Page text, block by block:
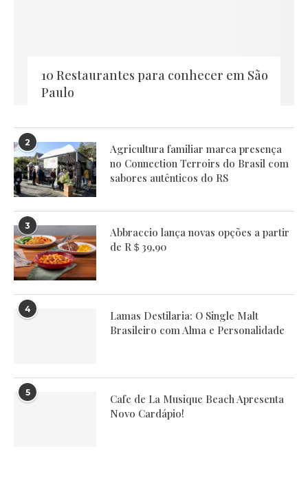
10 Restaurantes para conhecer em São
Paulo
2
Agricultura familiar marca presença
no Connection Terroirs do Brasil com
sabores autênticos do RS
3
Abbraccio lança novas opções a partir
de R＄39,90
4
Lamas Destilaria: O Single Malt
Brasileiro com Alma e Personalidade
5
Cafe de La Musique Beach Apresenta
Novo Cardápio!